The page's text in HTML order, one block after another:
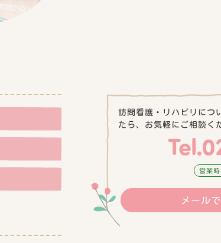
訪問看護・リハビリにつ
たら、お気軽にご相談く
営業
メール